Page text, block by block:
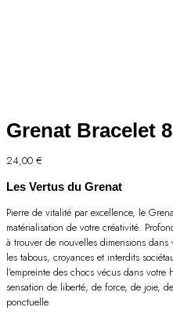
Grenat Bracelet
24,00 €
Les Vertus du Grenat
Pierre de vitalité par excellence, le
matérialisation de votre créativité.
à trouver de nouvelles dimensions
les tabous, croyances et interdits
l’empreinte des chocs vécus dans
sensation de liberté, de force, de joie,
ponctuelle